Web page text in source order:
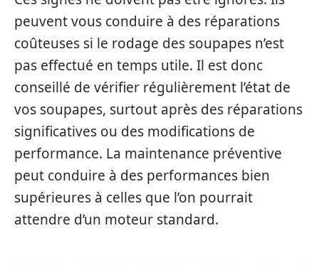
peuvent vous conduire à des réparations
coûteuses si le rodage des soupapes n’est
pas effectué en temps utile. Il est donc
conseillé de vérifier régulièrement l’état de
vos soupapes, surtout après des réparations
significatives ou des modifications de
performance. La maintenance préventive
peut conduire à des performances bien
supérieures à celles que l’on pourrait
attendre d’un moteur standard.